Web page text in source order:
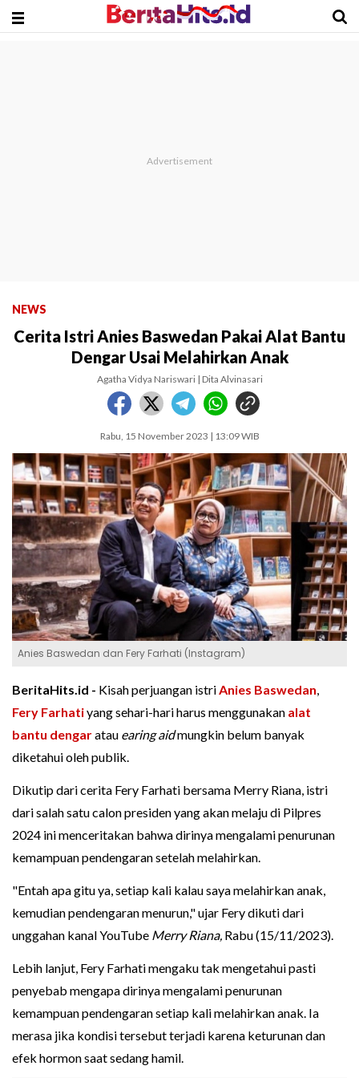
NEWS
Cerita Istri Anies Baswedan Pakai Alat Bantu
Dengar Usai Melahirkan Anak
Agatha Vidya Nariswari | Dita Alvinasari
Rabu, 15 November 2023 | 13:09 WIB
Anies Baswedan dan Fery Farhati (Instagram)
BeritaHits.id - Kisah perjuangan istriAnies Baswedan,
Fery Farhatiyang sehari-hari harus menggunakan alat
bantu dengaratau earing aidmungkin belum banyak
diketahui oleh publik.
Dikutip dari cerita Fery Farhati bersama Merry Riana, istri
dari salah satu calon presiden yang akan melaju di Pilpres
2024 ini menceritakan bahwa dirinya mengalami penurunan
kemampuan pendengaran setelah melahirkan.
"Entah apa gitu ya, setiap kali kalau saya melahirkan anak,
kemudian pendengaran menurun," ujar Fery dikuti dari
unggahan kanal YouTube Merry Riana, Rabu (15/11/2023).
Lebih lanjut, Fery Farhati mengaku tak mengetahui pasti
penyebab mengapa dirinya mengalami penurunan
kemampuan pendengaran setiap kali melahirkan anak. Ia
merasa jika kondisi tersebut terjadi karena keturunan dan
efek hormon saat sedang hamil.